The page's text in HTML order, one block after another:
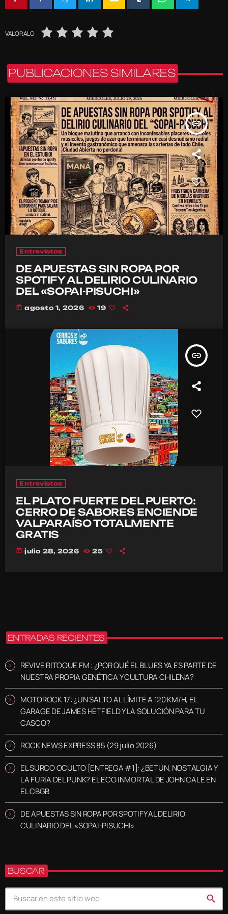
VALÓRALO
PUBLICACIONES SIMILARES
insert_link
Entrevistas
DE APUESTAS SIN ROPA POR
SPOTIFY AL DELIRIO CULINARIO
DEL «SOPAI-PISUCHI»
today agosto 1, 2026 19
insert_link
Entrevistas
EL PLATO FUERTE DEL PUERTO:
CERRO DE SABORES ENCIENDE
VALPARAÍSO TOTALMENTE
GRATIS
today julio 28, 2026 25
ENTRADAS RECIENTES
REVIVE RITOQUE FM : ¿POR QUÉ EL BLUES YA ES PARTE DE
NUESTRA PROPIA GENÉTICA Y CULTURA CHILENA?
MOTOROCK 17: ¿UN SALTO AL LÍMITE A 120 KM/H, EL
GARAGE DE JAMES HETFIELD Y LA SOLUCIÓN PARA TU
CASCO?
ROCK NEWS EXPRESS 85 (29 julio 2026)
EL SURCO OCULTO [ENTREGA #1]: ¿BETÚN, NOSTALGIA Y
LA FURIA DEL PUNK? EL ECO INMORTAL DE JOHN CALE EN
EL CBGB
DE APUESTAS SIN ROPA POR SPOTIFY AL DELIRIO
CULINARIO DEL «SOPAI-PISUCHI»
BUSCAR
search